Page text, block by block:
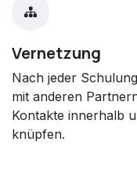
Vernetzung
Nach jeder
mit anderen
Kontakte innerhalb
knüpfen.